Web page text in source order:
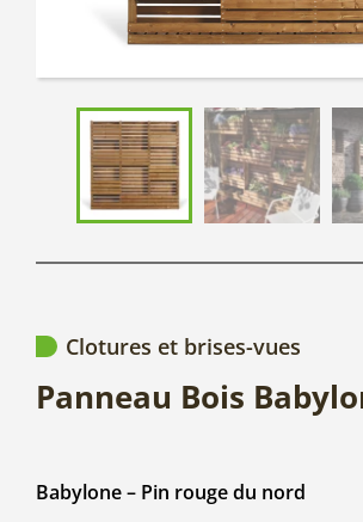
Clotures et brises-vues
Panneau Bois
Babylone – Pin rouge du nord